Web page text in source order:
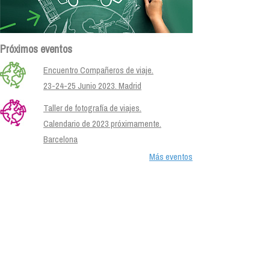
Próximos eventos
Encuentro Compañeros de viaje.
23-24-25 Junio 2023. Madrid
Taller de fotografía de viajes.
Calendario de 2023 próximamente.
Barcelona
Más eventos